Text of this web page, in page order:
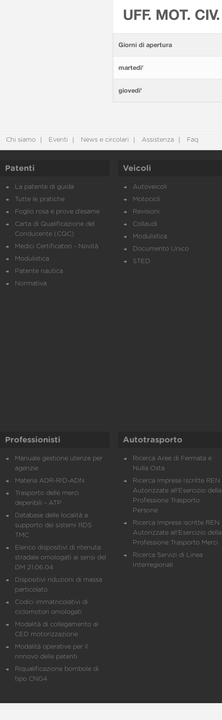
UFF. MOT.
Giorni di apertura
martedi'
giovedi'
Chi siamo Eventi News e circolari Assistenza Faq
Patenti
La patente di guida
Tutte le pratiche
Foglio rosa e prove d’esame
Carta di Qualificazione del
Conducente (CQC)
Medici Certificatori - Novità
Modulistica
Patente nautica
Normativa
Veicoli
Autoveicoli
Motocicli
Revisioni
Collaudi
Modulistica
Documento Unico
STED
Professionisti
Manuale gestione utenze per
agenzie
Materia ADR-RID-ADN
Trasporto delle merci
deperibili - ATP
Database delle località a
supporto dei sistemi RDS
TMC
Elenco dispositivi di ritenuta
stradale omologati ai sensi del
DM 21.06.04
Dispositivi riduzioni di massa
particolato
Codici immatricolativi di
ciclomotori omologati
Modalità di collegamento al
CED motorizzazione
Modalità operative per il
rinnovo delle patenti
Riqualificazione bombole di
tipo CNG4
Autotrasporto
Ricerca Aree di Fermata e
Nulla Osta
Ricerca Imprese Iscritte REN
Autorizzate all'Esercizio della
Professione Trasporto
Persone
Ricerca Imprese iscritte REN
Autorizzate all'Esercizio della
Professione Trasporto Merci
Ricerca Servizi di Linea
Interregionali